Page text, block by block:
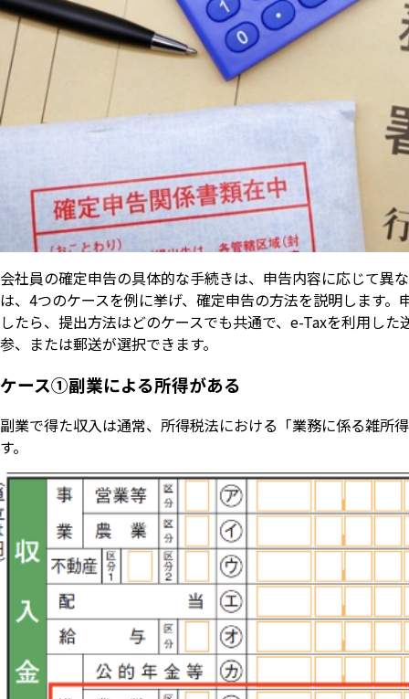
会社員の確定申告の具体的な手続きは、申告内容に応じて異
は、4つのケースを例に挙げ、確定申告の方法を説明します。
したら、提出方法はどのケースでも共通で、e-Taxを利用した
参、または郵送が選択できます。
ケース①副業による所得がある
副業で得た収入は通常、所得税法における「業務に係る雑所
す。